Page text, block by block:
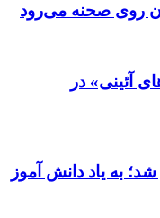
روی صحنه می‌رود
آئینی» در
به یاد دانش آموز